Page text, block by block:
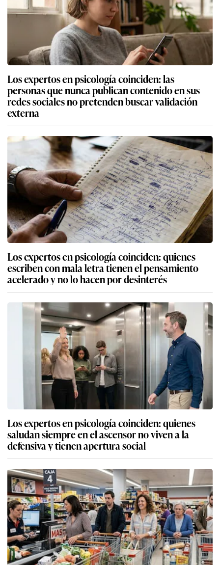
Los expertos en psicología coinciden: las
personas que nunca publican contenido en sus
redes sociales no pretenden buscar validación
externa
Los expertos en psicología coinciden: quienes
escriben con mala letra tienen el pensamiento
acelerado y no lo hacen por desinterés
Los expertos en psicología coinciden: quienes
saludan siempre en el ascensor no viven a la
defensiva y tienen apertura social